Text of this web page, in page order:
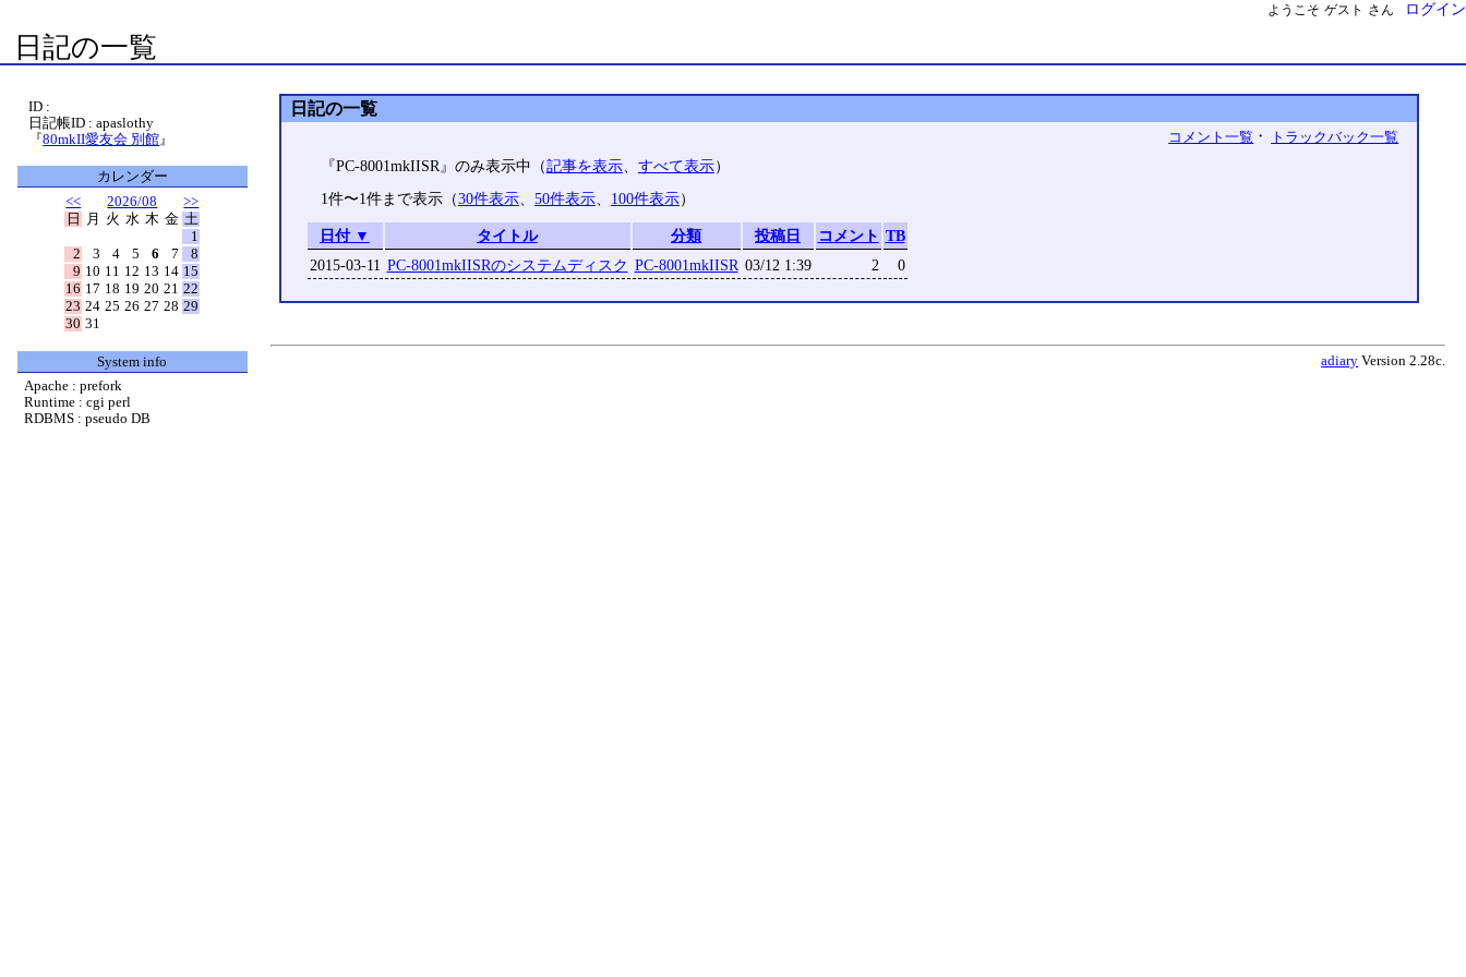
ようこそ ゲスト さん ログイン
日記の一覧
日記の一覧
コメント一覧 ・ トラックバック一覧
『PC-8001mkIISR』のみ表示中（記事を表示、 すべて表示）
1件〜1件まで表示（30件表示、 50件表示、 100件表示）
日付 ▼ タイトル 分類 投稿日 コメント TB
2015-03-11 PC-8001mkIISRのシステムディスク PC-8001mkIISR 03/12 1:39 2 0
adiary Version 2.28c.
ID :
日記帳ID : apaslothy
『80mkII愛友会 別館 』
カレンダー
<<
2026/08
>>
日
月 火 水 木 金 土
1
2
3 4 5 6 7
8
9 10 11 12 13 14 15
16 17 18 19 20 21 22
23 24 25 26 27 28 29
30 31
System info
Apache : prefork
Runtime : cgi perl
RDBMS : pseudo DB